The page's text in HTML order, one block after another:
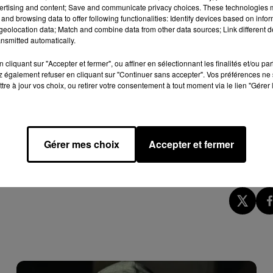
Alfring Gramsbergen naar het Drentse Drogteropslagen
du magasin. Si les offres sont normalement limitées à cinq
la toute dernière fois", a précisé le responsable. La nouvelle
en effet en vigueur le 1er juillet prochain.
d'amis, a confié que le stock acheté avait été rangé dans un
que les 11.760 bouteilles seront finies dans un mois environ.
consommer avec modération.
and content; Save and communicate privacy choices. These technologies
browsing data to offer following functionalities: Identify devices based on
data; Match and combine data from other data sources; Link different
automatically.
cliquant sur "Accepter et fermer", ou affiner en sélectionnant les finalités et/ou
également refuser en cliquant sur "Continuer sans accepter". Vos préférences
à jour vos choix, ou retirer votre consentement à tout moment via le lien
Gérer mes choix Accepter et fermer